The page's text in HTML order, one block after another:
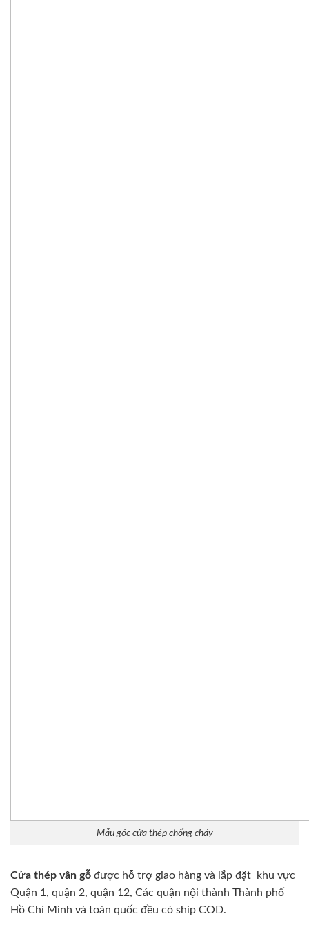
Mẫu góc cửa thép chống cháy
Cửa thép vân gỗ được hỗ trợ giao hàng và lắp đặt khu vực
Quận 1, quận 2, quận 12, Các quận nội thành Thành phố
Hồ Chí Minh và toàn quốc đều có ship COD.